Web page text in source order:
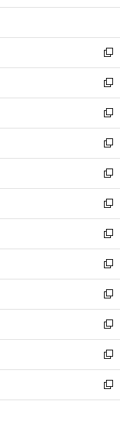
開
ウ
開
く
ン
ウ
で
開
く
ウ
ン
ド
ウ
で
開
く
新
し
い
ウ
ィ
ン
ド
ウ
で
開
く
新
し
い
ウ
ィ
ン
ド
ウ
で
開
く
新
し
い
ウ
ィ
ン
ド
ウ
で
開
く
新
し
い
ウ
ィ
ン
ド
ウ
で
開
く
新
し
い
ウ
ィ
ン
ド
ウ
で
開
く
新
し
い
ウ
ィ
ン
ド
ウ
で
開
く
新
し
い
ウ
ィ
ン
ド
ウ
で
開
く
新
し
い
ウ
ィ
ン
ド
ウ
で
開
新
し
い
ウ
ィ
ン
ド
ウ
新
し
い
ウ
ィ
ン
新
し
い
ウ
新
し